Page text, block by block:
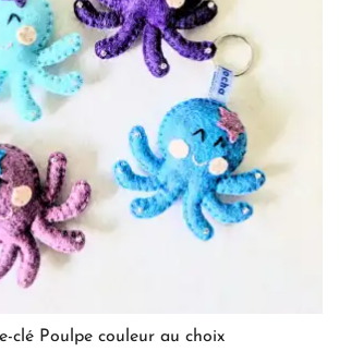
être
choisies
sur
page
du
produit
clé Poulpe couleur au choix